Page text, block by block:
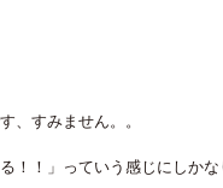
、すみません。。
！！」っていう感じにしか